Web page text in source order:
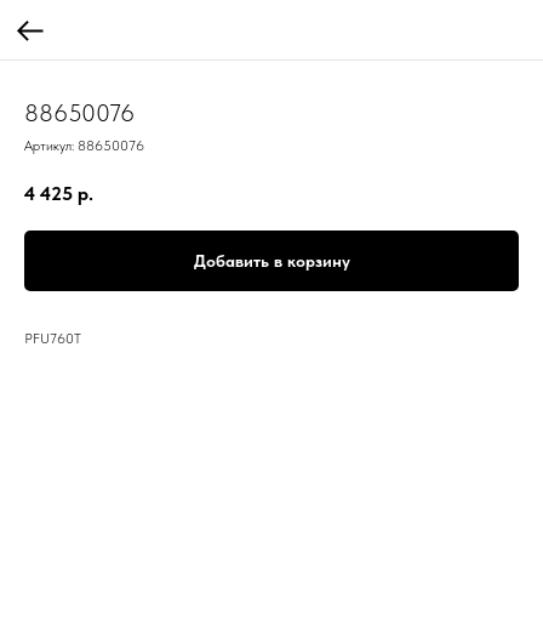
88650076
Артикул: 88650076
4 425 р.
Добавить в корзину
PFU760T